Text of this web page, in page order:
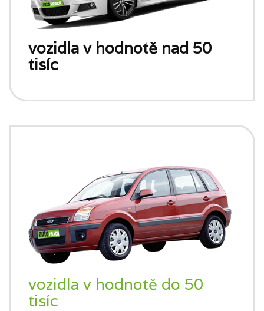
vozidla v hodnotě nad 50
tisíc
vozidla v hodnotě do 50
tisíc